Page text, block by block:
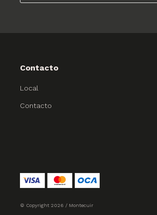
Contacto
Local
Contacto
© Copyright 2026 / Montecuir